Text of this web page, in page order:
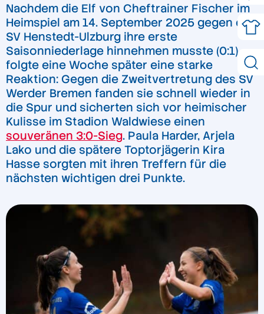
Nachdem die Elf von Cheftrainer Fischer im
Heimspiel am 14. September 2025 gegen den
SV Henstedt-Ulzburg ihre erste
Saisonniederlage hinnehmen musste (0:1),
folgte eine Woche später eine starke
Reaktion: Gegen die Zweitvertretung des SV
Werder Bremen fanden sie schnell wieder in
die Spur und sicherten sich vor heimischer
Kulisse im Stadion Waldwiese einen
souveränen 3:0-Sieg. Paula Harder, Arjela
Lako und die spätere Toptorjägerin Kira
Hasse sorgten mit ihren Treffern für die
nächsten wichtigen drei Punkte.